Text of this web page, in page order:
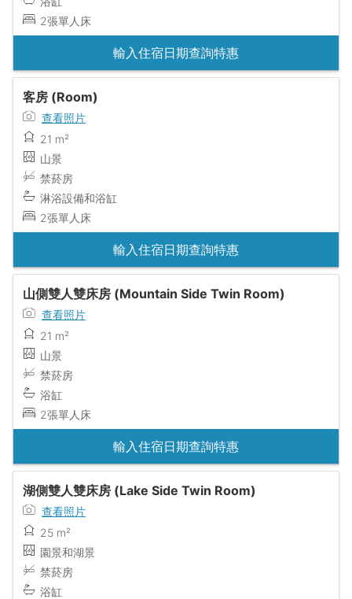
2張單人床
輸入住宿日期查詢特惠
客房 (Room)
查看照片
21 m²
山景
禁菸房
淋浴設備和浴缸
2張單人床
輸入住宿日期查詢特惠
山側雙人雙床房 (Mountain Side Twin Room)
查看照片
21 m²
山景
禁菸房
浴缸
2張單人床
輸入住宿日期查詢特惠
湖側雙人雙床房 (Lake Side Twin Room)
查看照片
25 m²
園景和湖景
禁菸房
浴缸